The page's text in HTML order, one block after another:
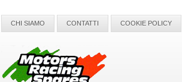
CHI SIAMO CONTATTI COOKIE POLICY